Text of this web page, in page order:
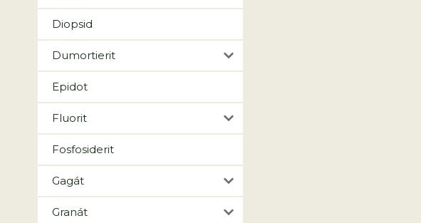
Diopsid
Dumortierit
Epidot
Fluorit
Fosfosiderit
Gagát
Granát